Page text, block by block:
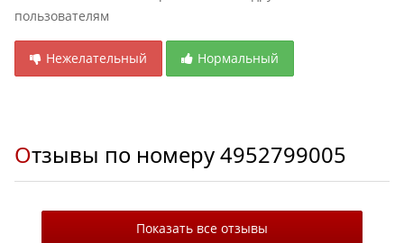
пользователям
Нежелательный Нормальный
Отзывы по номеру4952799005
Показать все отзывы